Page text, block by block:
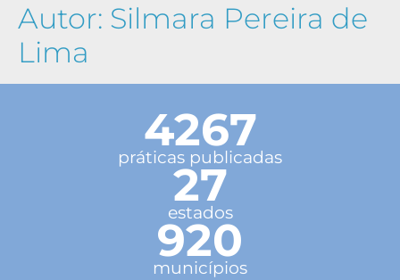
Autor: Silmara Pereira de
Lima
4267
práticas publicadas
27
estados
920
municípios